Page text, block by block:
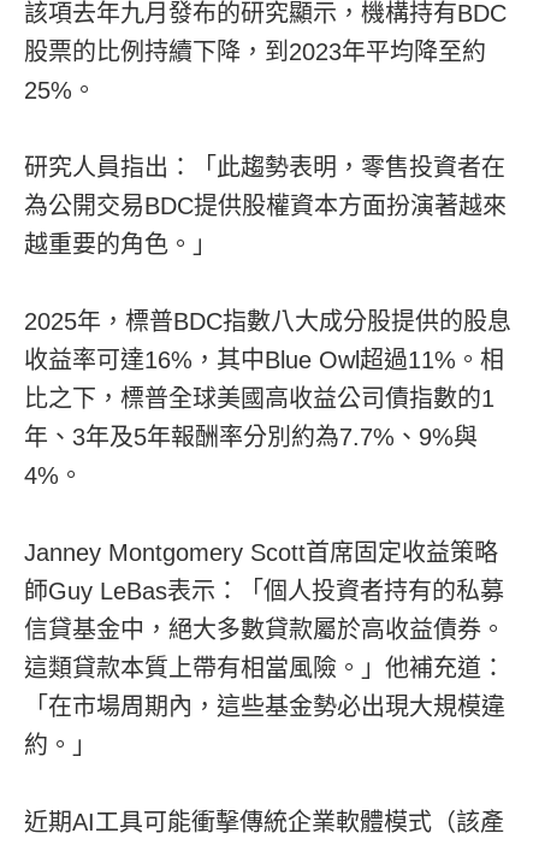
該項去年九月發布的研究顯示，機構持有BDC
股票的比例持續下降，到2023年平均降至約
25%。
研究人員指出：「此趨勢表明，零售投資者在
為公開交易BDC提供股權資本方面扮演著越來
越重要的角色。」
2025年，標普BDC指數八大成分股提供的股息
收益率可達16%，其中Blue Owl超過11%。相
比之下，標普全球美國高收益公司債指數的1
年、3年及5年報酬率分別約為7.7%、9%與
4%。
Janney Montgomery Scott首席固定收益策略
師Guy LeBas表示：「個人投資者持有的私募
信貸基金中，絕大多數貸款屬於高收益債券。
這類貸款本質上帶有相當風險。」他補充道：
「在市場周期內，這些基金勢必出現大規模違
約。」
近期AI工具可能衝擊傳統企業軟體模式（該產